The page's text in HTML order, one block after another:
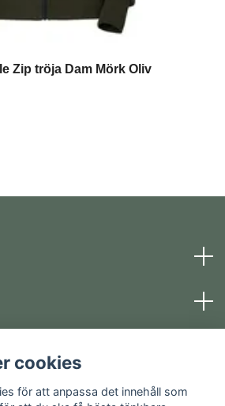
Zip tröja Dam Mörk Oliv
cookies
för att anpassa det innehåll som